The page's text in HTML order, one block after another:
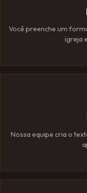
Você preenche um
igreja
Nossa equipe cria o